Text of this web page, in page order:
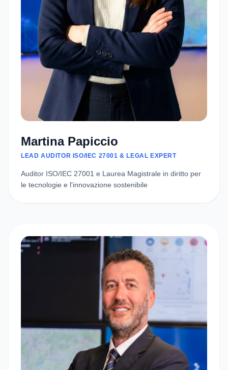
Martina Papiccio
LEAD AUDITOR ISO/IEC 27001 & LEGAL EXPERT
Auditor ISO/IEC 27001 e Laurea Magistrale in diritto per
le tecnologie e l'innovazione sostenibile